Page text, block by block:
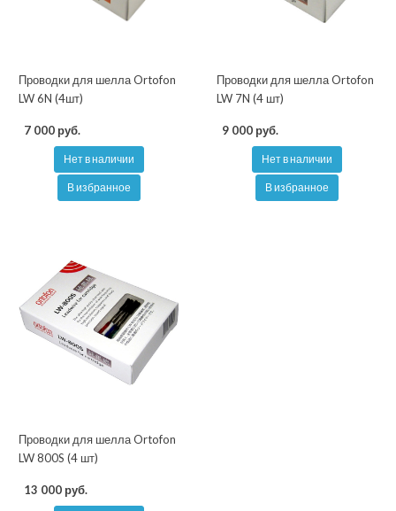
Проводки для шелла Ortofon
LW 6N (4шт)
7 000 руб.
Нет в наличии
В избранное
Проводки для шелла Ortofon
LW 7N (4 шт)
9 000 руб.
Нет в наличии
В избранное
Проводки для шелла Ortofon
LW 800S (4 шт)
13 000 руб.